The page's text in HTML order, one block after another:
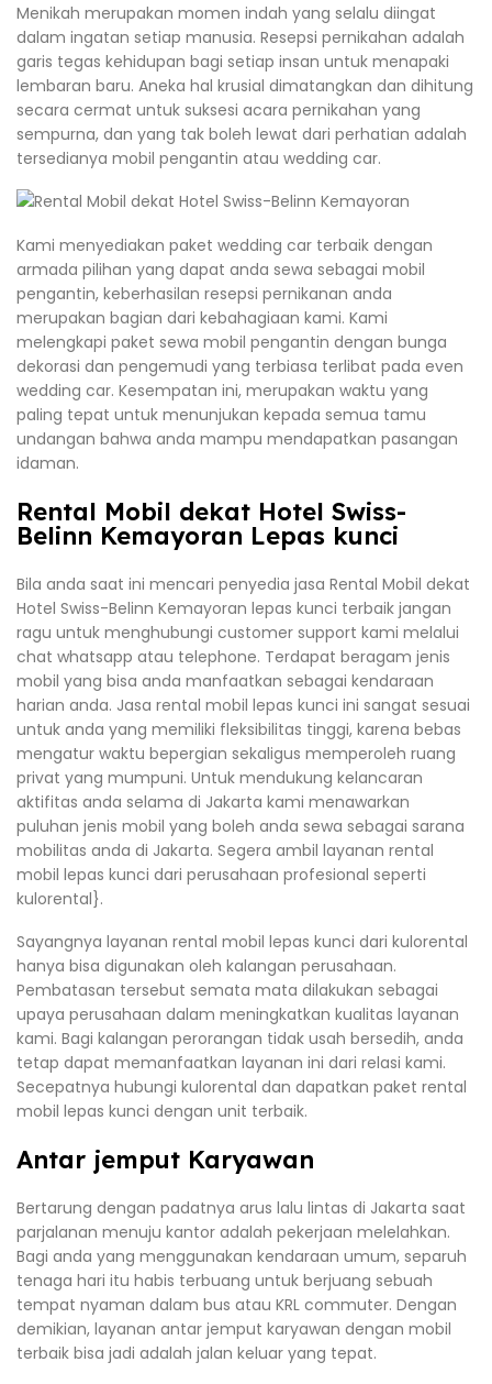
Menikah merupakan momen indah yang selalu diingat
dalam ingatan setiap manusia. Resepsi pernikahan adalah
garis tegas kehidupan bagi setiap insan untuk menapaki
lembaran baru. Aneka hal krusial dimatangkan dan dihitung
secara cermat untuk suksesi acara pernikahan yang
sempurna, dan yang tak boleh lewat dari perhatian adalah
tersedianya mobil pengantin atau wedding car.
Kami menyediakan paket wedding car terbaik dengan
armada pilihan yang dapat anda sewa sebagai mobil
pengantin, keberhasilan resepsi pernikanan anda
merupakan bagian dari kebahagiaan kami. Kami
melengkapi paket sewa mobil pengantin dengan bunga
dekorasi dan pengemudi yang terbiasa terlibat pada even
wedding car. Kesempatan ini, merupakan waktu yang
paling tepat untuk menunjukan kepada semua tamu
undangan bahwa anda mampu mendapatkan pasangan
idaman.
Rental Mobil dekat Hotel Swiss-
Belinn Kemayoran Lepas kunci
Bila anda saat ini mencari penyedia jasa Rental Mobil dekat
Hotel Swiss-Belinn Kemayoran lepas kunci terbaik jangan
ragu untuk menghubungi customer support kami melalui
chat whatsapp atau telephone. Terdapat beragam jenis
mobil yang bisa anda manfaatkan sebagai kendaraan
harian anda. Jasa rental mobil lepas kunci ini sangat sesuai
untuk anda yang memiliki fleksibilitas tinggi, karena bebas
mengatur waktu bepergian sekaligus memperoleh ruang
privat yang mumpuni. Untuk mendukung kelancaran
aktifitas anda selama di Jakarta kami menawarkan
puluhan jenis mobil yang boleh anda sewa sebagai sarana
mobilitas anda di Jakarta. Segera ambil layanan rental
mobil lepas kunci dari perusahaan profesional seperti
kulorental}.
Sayangnya layanan rental mobil lepas kunci dari kulorental
hanya bisa digunakan oleh kalangan perusahaan.
Pembatasan tersebut semata mata dilakukan sebagai
upaya perusahaan dalam meningkatkan kualitas layanan
kami. Bagi kalangan perorangan tidak usah bersedih, anda
tetap dapat memanfaatkan layanan ini dari relasi kami.
Secepatnya hubungi kulorental dan dapatkan paket rental
mobil lepas kunci dengan unit terbaik.
Antar jemput Karyawan
Bertarung dengan padatnya arus lalu lintas di Jakarta saat
parjalanan menuju kantor adalah pekerjaan melelahkan.
Bagi anda yang menggunakan kendaraan umum, separuh
tenaga hari itu habis terbuang untuk berjuang sebuah
tempat nyaman dalam bus atau KRL commuter. Dengan
demikian, layanan antar jemput karyawan dengan mobil
terbaik bisa jadi adalah jalan keluar yang tepat.